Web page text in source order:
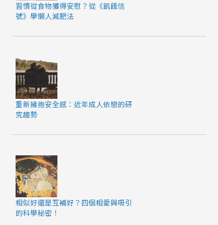
習慣從食物獲得安慰？從《飢餓信
號》學懶人減肥法
重新擁抱安全感：近年成人依戀的研
究趨勢
相似好還是互補好？四個相愛與吸引
的科學秘密！